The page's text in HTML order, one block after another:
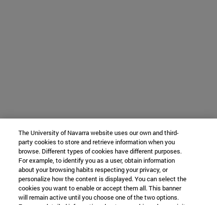
The University of Navarra website uses our own and third-
party cookies to store and retrieve information when you
browse. Different types of cookies have different purposes.
For example, to identify you as a user, obtain information
about your browsing habits respecting your privacy, or
personalize how the content is displayed. You can select the
cookies you want to enable or accept them all. This banner
will remain active until you choose one of the two options.